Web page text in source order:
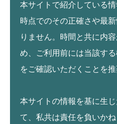
本サイトで紹介している
時点でのその正確さや最
りません。時間と共に内
め、ご利用前には当該す
をご確認いただくことを推
本サイトの情報を基に生
て、私共は責任を負いか